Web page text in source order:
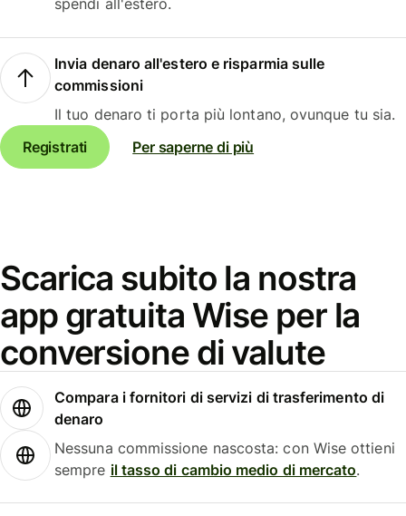
spendi all'estero.
Invia denaro all'estero e risparmia sulle
commissioni
Il tuo denaro ti porta più lontano, ovunque tu sia.
Registrati
Per saperne di più
Scarica subito la nostra
app gratuita Wise per la
conversione di valute
Compara i fornitori di servizi di trasferimento di
denaro
Nessuna commissione nascosta: con Wise ottieni
sempre il tasso di cambio medio di mercato.